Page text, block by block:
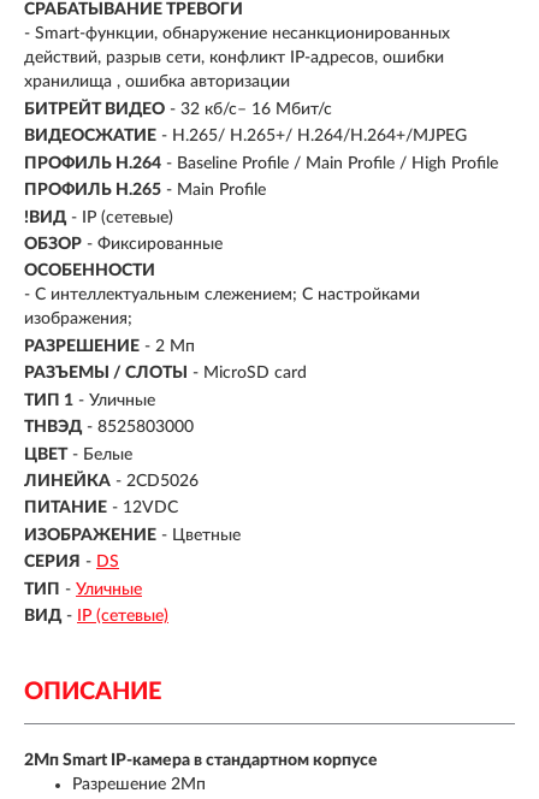
СРАБАТЫВАНИЕ ТРЕВОГИ
- Smart-функции, обнаружение несанкционированных
действий, разрыв сети, конфликт IP-адресов, ошибки
хранилища , ошибка авторизации
БИТРЕЙТ ВИДЕО - 32 кб/с– 16 Мбит/с
ВИДЕОСЖАТИЕ - H.265/ H.265+/ H.264/H.264+/MJPEG
ПРОФИЛЬ H.264 - Baseline Profile / Main Profile / High Profile
ПРОФИЛЬ H.265 - Main Profile
!ВИД - IP (сетевые)
ОБЗОР - Фиксированные
ОСОБЕННОСТИ
- С интеллектуальным слежением; С настройками
изображения;
РАЗРЕШЕНИЕ - 2 Мп
РАЗЪЕМЫ / СЛОТЫ
- MicroSD card
ТИП 1 - Уличные
ТНВЭД - 8525803000
ЦВЕТ - Белые
ЛИНЕЙКА - 2CD5026
ПИТАНИЕ - 12VDC
ИЗОБРАЖЕНИЕ - Цветные
СЕРИЯ - DS
ТИП - Уличные
ВИД - IP (сетевые)
ОПИСАНИЕ
2Мп Smart IP-камера в стандартном корпусе
Разрешение 2Мп